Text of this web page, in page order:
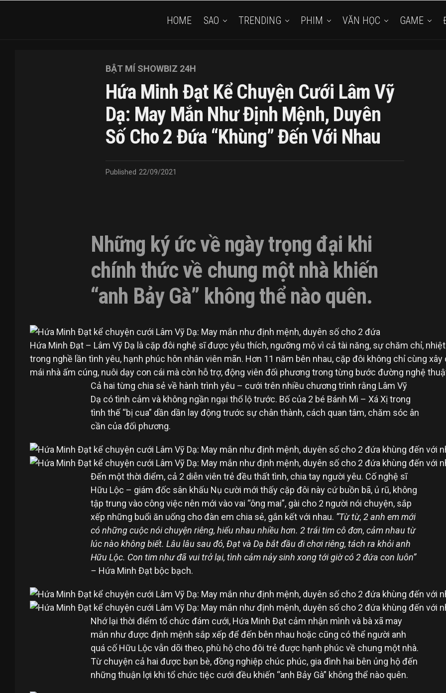
HOME SAO TRENDING PHIM VĂN HỌC GAME
BẬT MÍ SHOWBIZ 24H
Hứa Minh Đạt Kể Chuyện Cưới Lâm Vỹ
Dạ: May Mắn Như Định Mệnh, Duyên
Số Cho 2 Đứa “khùng” Đến Với Nhau
Published 22/09/2021
Những ký ức về ngày trọng đại khi
chính thức về chung một nhà khiến
“anh Bảy Gà” không thể nào quên.
Hứa Minh Đạt – Lâm Vỹ Dạ là cặp đôi nghệ sĩ được yêu thích, ngưỡng mộ vì cả tài năng, sự chăm chỉ,
trong nghề lần tình yêu, hạnh phúc hôn nhân viên mãn. Hơn 11 năm bên nhau, cặp đôi không chỉ cùng xây
mái nhà ấm cúng, nuôi dạy con cái mà còn hỗ trợ, động viên đối phương trong từng bước đường nghệ
Cả hai từng chia sẻ về hành trình yêu – cưới trên nhiều chương trình rằng Lâm Vỹ
Dạ có tình cảm và không ngần ngại thổ lộ trước. Bố của 2 bé Bánh Mì – Xá Xị trong
tình thế “bị cua” dần dần lay động trước sự chân thành, cách quan tâm, chăm sóc ân
cần của đối phương.
Đến một thời điểm, cả 2 diễn viên trẻ đều thất tình, chia tay người yêu. Cố nghệ sĩ
Hữu Lộc – giám đốc sân khấu Nụ cười mới thấy cặp đôi này cứ buồn bã, ủ rũ, không
tập trung vào công việc nên mới vào vai “ông mai”, gài cho 2 người nói chuyện, sắp
xếp những buổi ăn uống cho đàn em chia sẻ, gắn kết với nhau. “Từ từ, 2 anh em mới
có những cuộc nói chuyện riêng, hiểu nhau nhiều hơn. 2 trái tim cô đơn, cảm nhau từ
lúc nào không biết. Lâu lâu sau đó, Đạt và Dạ bắt đầu đi chơi riêng, tách ra khỏi anh
Hữu Lộc. Con tim như đã vui trở lại, tình cảm nảy sinh xong tới giờ có 2 đứa con luôn”
– Hứa Minh Đạt bộc bạch.
Nhớ lại thời điểm tổ chức đám cưới, Hứa Minh Đạt cảm nhận mình và bà xã may
mắn như được định mệnh sắp xếp để đến bên nhau hoặc cũng có thể người anh
quá cố Hữu Lộc vẫn dõi theo, phù hộ cho đôi trẻ được hạnh phúc về chung một nhà.
Từ chuyện cả hai được bạn bè, đồng nghiệp chúc phúc, gia đình hai bên ủng hộ đến
những thuận lợi khi tổ chức tiệc cưới đều khiến “anh Bảy Gà” không thể nào quên.